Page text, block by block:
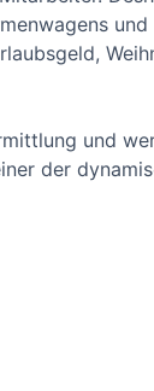
und
der